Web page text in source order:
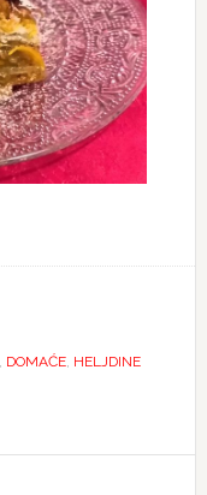
DOMAĆE, HELJDINE